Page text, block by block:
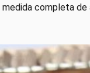
medida completa